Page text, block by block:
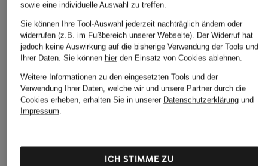
Cap PROVISIONS™
Marc O'Polo DENIM
sowie eine individuelle Auswahl zu treffen.
Sie können Ihre Tool-Auswahl jederzeit nachträglich ändern oder
widerrufen (z.B. im Fußbereich unserer Webseite). Der Widerruf hat
jedoch keine Auswirkung auf die bisherige Verwendung der Tools und
Ihrer Daten. Sie können hierden Einsatz von Cookies ablehnen.
Weitere Informationen zu den eingesetzten Tools und der
Verwendung Ihrer Daten, welche wir und unsere Partner durch die
Cookies erheben, erhalten Sie in unserer Datenschutzerklärungund
Impressum.
ICH STIMME ZU